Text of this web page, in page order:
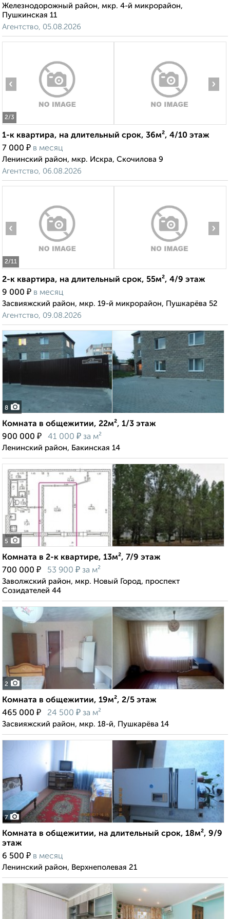
Железнодорожный район, мкр. 4-й микрорайон,
Пушкинская 11
Агентство, 05.08.2026
2/3
‹ ›
1-к квартира, на длительный срок, 36м², 4/10 этаж
7 000 ₽ в месяц
Ленинский район, мкр. Искра, Скочилова 9
Агентство, 06.08.2026
2/11
‹ ›
2-к квартира, на длительный срок, 55м², 4/9 этаж
9 000 ₽ в месяц
Засвияжский район, мкр. 19-й микрорайон, Пушкарёва 52
Агентство, 09.08.2026
8
Комната в общежитии, 22м², 1/3 этаж
900 000 ₽ 41 000 ₽ за м²
Ленинский район, Бакинская 14
5
Комната в 2-к квартире, 13м², 7/9 этаж
700 000 ₽ 53 900 ₽ за м²
Заволжский район, мкр. Новый Город, проспект
Созидателей 44
2
Комната в общежитии, 19м², 2/5 этаж
465 000 ₽ 24 500 ₽ за м²
Засвияжский район, мкр. 18-й, Пушкарёва 14
7
Комната в общежитии, на длительный срок, 18м², 9/9
этаж
6 500 ₽ в месяц
Ленинский район, Верхнеполевая 21